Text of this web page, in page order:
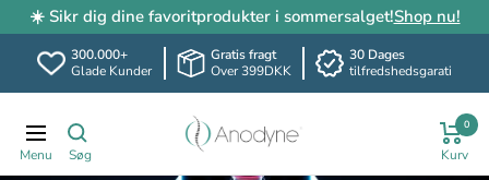
☀️ Sikr dig dine favoritprodukter i sommersalget!Shop nu!
300.000+
Glade Kunder
Gratis fragt
Over 399DKK
30 Dages
tilfredshedsgarati
indhold
Translation
missing:
Anodyne.dk 0